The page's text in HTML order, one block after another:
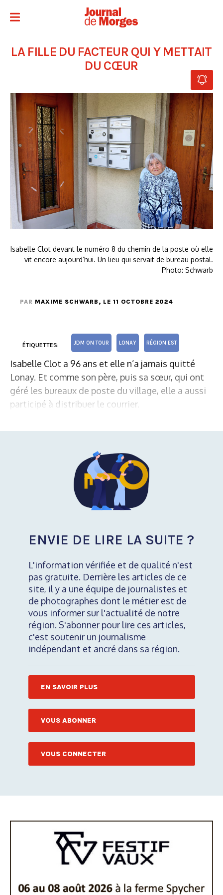
LA FILLE DU FACTEUR QUI Y METTAIT
DU CŒUR
Isabelle Clot devant le numéro 8 du chemin de la poste où elle
vit encore aujourd’hui. Un lieu qui servait de bureau postal.
Photo: Schwarb
PAR MAXIME SCHWARB , LE 11 OCTOBRE 2024
ÉTIQUETTES: JDM ON TOUR LONAY RÉGION EST
Isabelle Clot a 96 ans et elle n’a jamais quitté
Lonay. Et comme son père, puis sa sœur, qui ont
géré les bureaux de poste du village, elle a aussi
participé à distribuer le courrier.
ENVIE DE LIRE LA SUITE ?
L'information vérifiée et de qualité n'est
pas gratuite. Derrière les articles de ce
site, il y a une équipe de journalistes et
de photographes dont le métier est de
vous informer sur l'actualité de notre
région. S'abonner pour lire ces articles,
c'est soutenir un journalisme
indépendant et ancré dans sa région.
EN SAVOIR PLUS
VOUS ABONNER
VOUS CONNECTER